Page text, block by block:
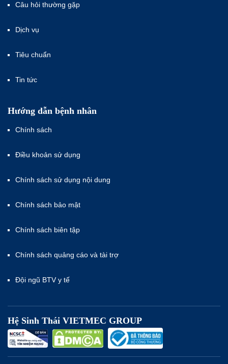
Câu hỏi thường gặp
Dịch vụ
Tiêu chuẩn
Tin tức
Hướng dẫn bệnh nhân
Chính sách
Điều khoản sử dụng
Chính sách sử dụng nội dung
Chính sách bảo mật
Chính sách biên tập
Chính sách quảng cáo và tài trợ
Đội ngũ BTV y tế
Hệ Sinh Thái VIETMEC GROUP